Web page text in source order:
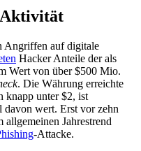
Angriffen auf digitale
Hacker Anteile der als
Wert von über $500 Mio.
. Die Währung erreichte
knapp unter $2, ist
davon wert. Erst vor zehn
Jahrestrend
-Attacke.